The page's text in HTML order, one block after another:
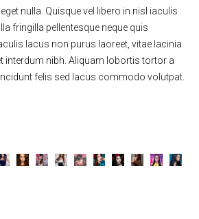
nulla. Quisque vel libero in nisl iaculis
fringilla pellentesque neque quis
lacus non purus laoreet, vitae lacinia
interdum nibh. Aliquam lobortis tortor a
felis sed lacus commodo volutpat.